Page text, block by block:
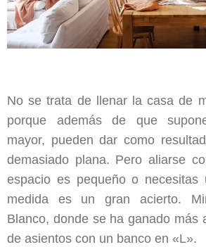
No se trata de llenar la casa de
porque además de que
mayor, pueden dar como
demasiado plana. Pero aliarse
espacio es pequeño o necesitas
medida es un gran acierto.
Blanco, donde se ha ganado más
de asientos con un banco en «L».